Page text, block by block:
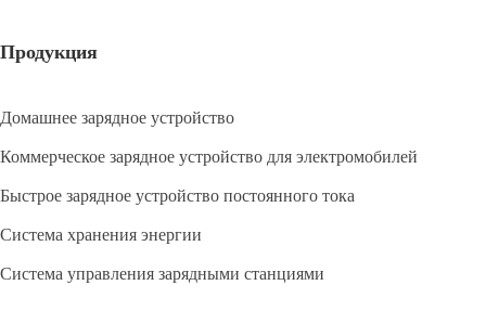
Продукция
Домашнее зарядное устройство
Коммерческое зарядное устройство для электромобилей
Быстрое зарядное устройство постоянного тока
Система хранения энергии
Система управления зарядными станциями